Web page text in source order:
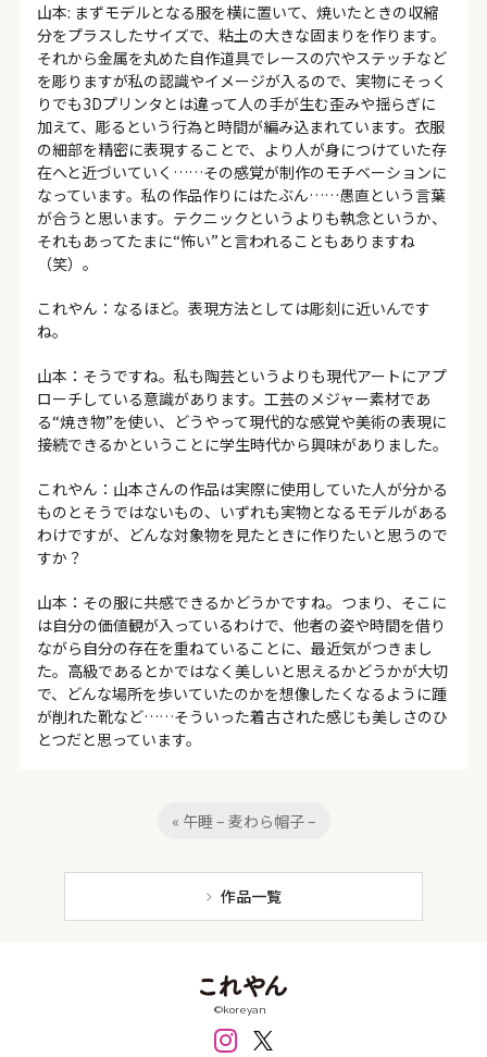
山本: まずモデルとなる服を横に置いて、焼いたときの収縮
分をプラスしたサイズで、粘土の大きな固まりを作ります。
それから金属を丸めた自作道具でレースの穴やステッチなど
を彫りますが私の認識やイメージが入るので、実物にそっく
りでも3Dプリンタとは違って人の手が生む歪みや揺らぎに
加えて、彫るという行為と時間が編み込まれています。衣服
の細部を精密に表現することで、より人が身につけていた存
在へと近づいていく……その感覚が制作のモチベーションに
なっています。私の作品作りにはたぶん……愚直という言葉
が合うと思います。テクニックというよりも執念というか、
それもあってたまに“怖い”と言われることもありますね
（笑）。
これやん ：なるほど。表現方法としては彫刻に近いんです
ね。
山本：そうですね。私も陶芸というよりも現代アートにアプ
ローチしている意識があります。工芸のメジャー素材であ
る“焼き物”を使い、どうやって現代的な感覚や美術の表現に
接続できるかということに学生時代から興味がありました。
これやん ：山本さんの作品は実際に使用していた人が分かる
ものとそうではないもの、いずれも実物となるモデルがある
わけですが、どんな対象物を見たときに作りたいと思うので
すか？
山本：その服に共感できるかどうかですね。つまり、そこに
は自分の価値観が入っているわけで、他者の姿や時間を借り
ながら自分の存在を重ねていることに、最近気がつきまし
た。高級であるとかではなく美しいと思えるかどうかが大切
で、どんな場所を歩いていたのかを想像したくなるように踵
が削れた靴など……そういった着古された感じも美しさのひ
とつだと思っています。
« 午睡 – 麦わら帽子 –
作品一覧
©koreyan